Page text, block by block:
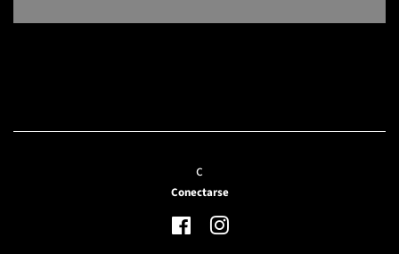
c
Conectarse
FacebookInstagram